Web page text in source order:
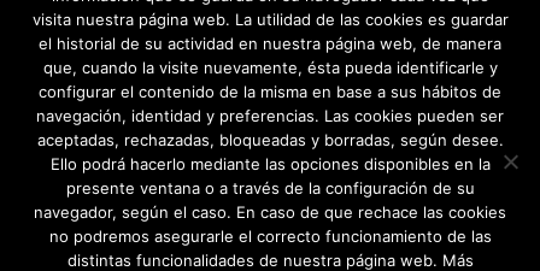
visita nuestra página web. La utilidad de las cookies es guardar
el historial de su actividad en nuestra página web, de manera
que, cuando la visite nuevamente, ésta pueda identificarle y
configurar el contenido de la misma en base a sus hábitos de
navegación, identidad y preferencias. Las cookies pueden ser
aceptadas, rechazadas, bloqueadas y borradas, según desee.
Ello podrá hacerlo mediante las opciones disponibles en la
presente ventana o a través de la configuración de su
navegador, según el caso. En caso de que rechace las cookies
no podremos asegurarle el correcto funcionamiento de las
distintas funcionalidades de nuestra página web. Más